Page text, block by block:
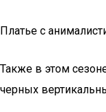
Платье с
Также в этом
черных